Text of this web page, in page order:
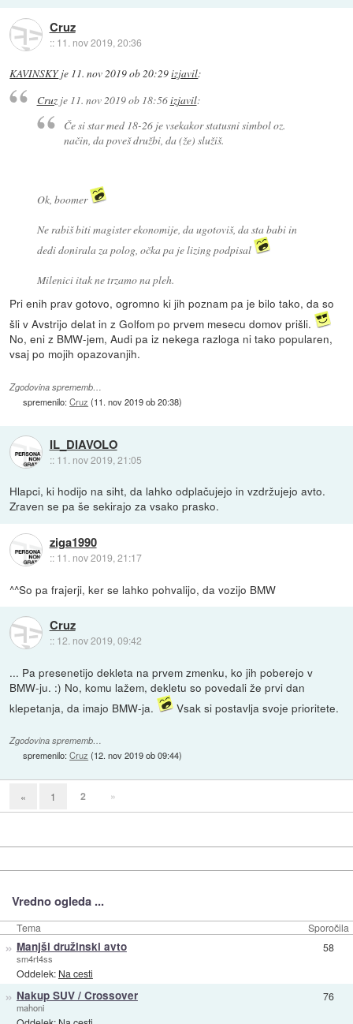
Cruz
:: 11. nov 2019, 20:36
KAVINSKYje 11. nov 2019 ob 20:29izjavil:
Cruzje 11. nov 2019 ob 18:56izjavil:
Če si star med 18-26 je vsekakor statusni simbol oz.
način, da poveš družbi, da (že) služiš.
Ok, boomer
Ne rabiš biti magister ekonomije, da ugotoviš, da sta babi in
dedi donirala za polog, očka pa je lizing podpisal
Milenici itak ne trzamo na pleh.
Pri enih prav gotovo, ogromno ki jih poznam pa je bilo tako, da so
šli v Avstrijo delat in z Golfom po prvem mesecu domov prišli.
No, eni z BMW-jem, Audi pa iz nekega razloga ni tako popularen,
vsaj po mojih opazovanjih.
Zgodovina sprememb…
spremenilo:Cruz (11. nov 2019 ob 20:38)
IL_DIAVOLO
:: 11. nov 2019, 21:05
Hlapci, ki hodijo na siht, da lahko odplačujejo in vzdržujejo avto.
Zraven se pa še sekirajo za vsako prasko.
ziga1990
:: 11. nov 2019, 21:17
^^So pa frajerji, ker se lahko pohvalijo, da vozijo BMW
Cruz
:: 12. nov 2019, 09:42
... Pa presenetijo dekleta na prvem zmenku, ko jih poberejo v
BMW-ju. :) No, komu lažem, dekletu so povedali že prvi dan
klepetanja, da imajo BMW-ja.
Vsak si postavlja svoje prioritete.
Zgodovina sprememb…
spremenilo:Cruz (12. nov 2019 ob 09:44)
« 1 2 »
Vredno ogleda ...
Tema Sporočila
» Manjši družinski avto
sm4rt4ss
Oddelek: Na cesti
58
» Nakup SUV / Crossover
mahoni
76